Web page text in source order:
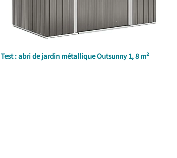
Test : abri de jardin métallique Outsunny 1, 8 m²